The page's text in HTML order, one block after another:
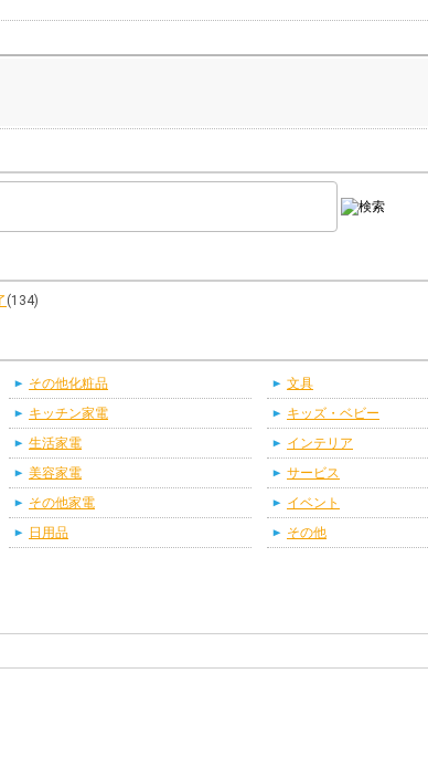
(134)
その他化粧品
キッチン家電
生活家電
美容家電
その他家電
日用品
文具
キッズ・ベビー
インテリア
サービス
イベント
その他